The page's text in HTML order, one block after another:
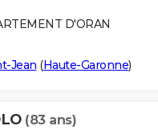
D'ORAN
Jean (Haute-Garonne)
(83 ans)